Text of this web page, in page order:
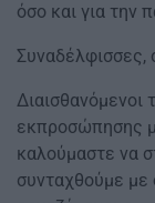
όσο και για την
Συναδέλφισσες,
Διαισθανόμενοι
εκπροσώπησης
καλούμαστε να
συνταχθούμε με